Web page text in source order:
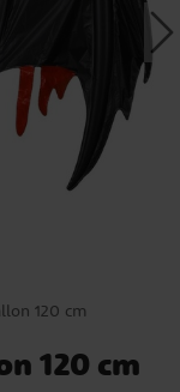
120 cm
120 cm